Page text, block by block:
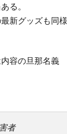
る。
新グッズも同
容の旦那名義
者